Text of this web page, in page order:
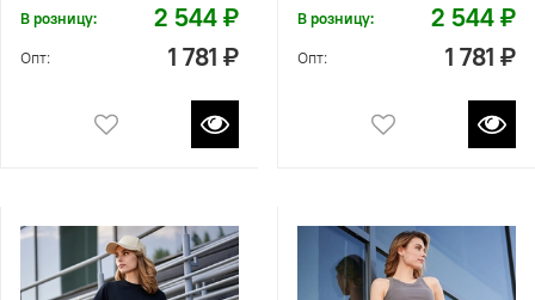
В розницу: 2 544 ₽
Опт: 1 781 ₽
В розницу: 2 544 ₽
Опт: 1 781 ₽